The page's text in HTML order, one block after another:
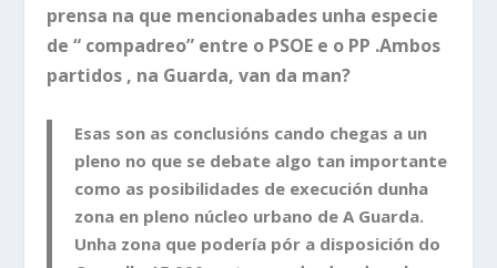
prensa na que mencionabades unha especie
de “ compadreo” entre o PSOE e o PP .Ambos
partidos , na Guarda, van da man?
Esas son as conclusións cando chegas a un
pleno no que se debate algo tan importante
como as posibilidades de execución dunha
zona en pleno núcleo urbano de A Guarda.
Unha zona que podería pór a disposición do